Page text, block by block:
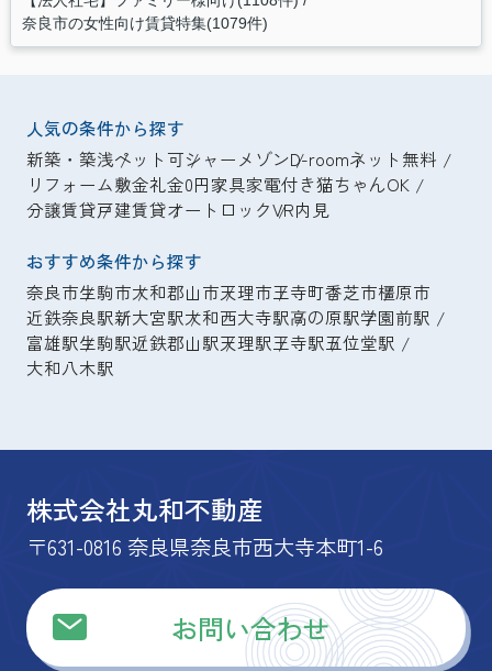
奈良市の女性向け賃貸特集(1079件)
人気の条件から探す
新築・築浅ペット可シャーメゾンD-roomネット無料
リフォーム敷金礼金0円家具家電付き猫ちゃんOK
分譲賃貸戸建賃貸オートロックVR内見
おすすめ条件から探す
奈良市生駒市大和郡山市天理市王寺町香芝市橿原市
近鉄奈良駅新大宮駅大和西大寺駅高の原駅学園前駅
富雄駅生駒駅近鉄郡山駅天理駅王寺駅五位堂駅
大和八木駅
株式会社丸和不動産
〒631-0816 奈良県奈良市西大寺本町1-6
お問い合わせ